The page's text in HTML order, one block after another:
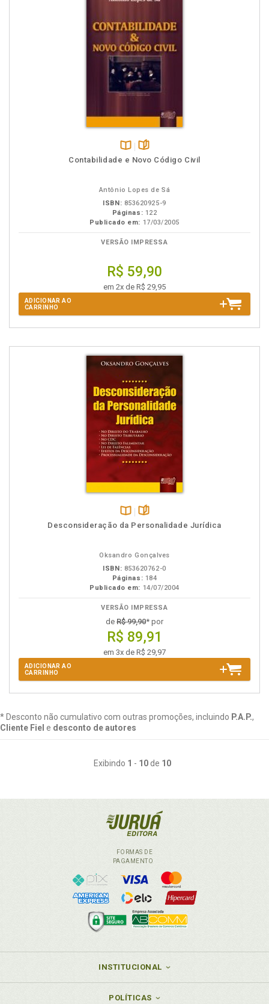
Disponível
páginas
Contabilidade e Novo Código Civil
Antônio Lopes de Sá
ISBN: 853620925-9
Páginas: 122
Publicado em: 17/03/2005
VERSÃO IMPRESSA
R$ 59,90
em 2x de R$ 29,95
ADICIONAR AO
CARRINHO
Disponível
páginas
Desconsideração da Personalidade Jurídica
Oksandro Gonçalves
ISBN: 853620762-0
Páginas: 184
Publicado em: 14/07/2004
VERSÃO IMPRESSA
de R$ 99,90* por
R$ 89,91
em 3x de R$ 29,97
ADICIONAR AO
CARRINHO
* Desconto não cumulativo com outras promoções, incluindo P.A.P.,
Cliente Fiel e desconto de autores
Exibindo 1 - 10de 10
FORMAS DE
PAGAMENTO
INSTITUCIONAL
POLÍTICAS